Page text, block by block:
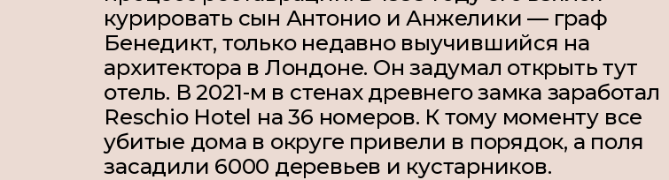
курировать сын Антонио и Анжелики — граф
Бенедикт, только недавно выучившийся на
архитектора в Лондоне. Он задумал открыть тут
отель. В 2021-м в стенах древнего замка заработал
Reschio Hotel на 36 номеров. К тому моменту все
убитые дома в округе привели в порядок, а поля
засадили 6000 деревьев и кустарников.